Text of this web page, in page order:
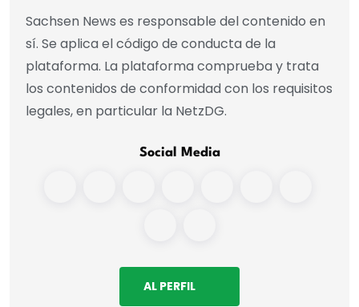
Sachsen News es responsable del contenido en
sí. Se aplica el código de conducta de la
plataforma. La plataforma comprueba y trata
los contenidos de conformidad con los requisitos
legales, en particular la NetzDG.
Social Media
AL PERFIL